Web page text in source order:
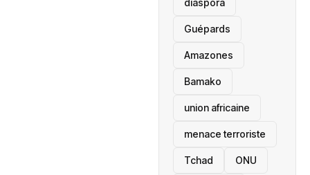
Guépards
Amazones
Bamako
union africaine
menace terroriste
‎Tchad ONU